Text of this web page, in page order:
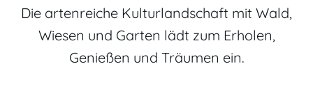
Die artenreiche Kulturlandschaft mit Wald,
Wiesen und Garten lädt zum Erholen,
Genießen und Träumen ein.